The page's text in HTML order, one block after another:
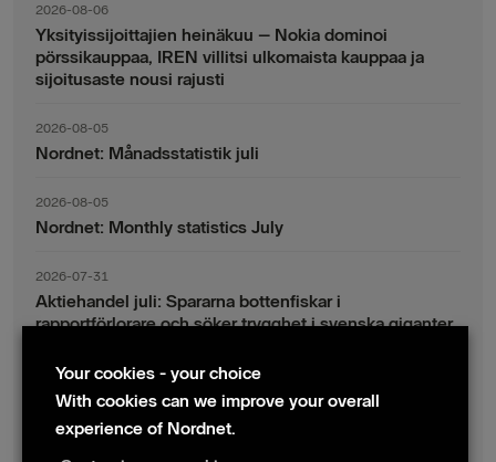
2026-08-06
Yksityissijoittajien heinäkuu – Nokia dominoi
pörssikauppaa, IREN villitsi ulkomaista kauppaa ja
sijoitusaste nousi rajusti
2026-08-05
Nordnet: Månadsstatistik juli
2026-08-05
Nordnet: Monthly statistics July
2026-07-31
Aktiehandel juli: Spararna bottenfiskar i
rapportförlorare och söker trygghet i svenska giganter
2026-07-30
Fondsparande juli: Vinsthemtagningar i teknik – men
indexsparandet ligger fast
Your cookies - your choice
With cookies can we improve your overall
experience of Nordnet.